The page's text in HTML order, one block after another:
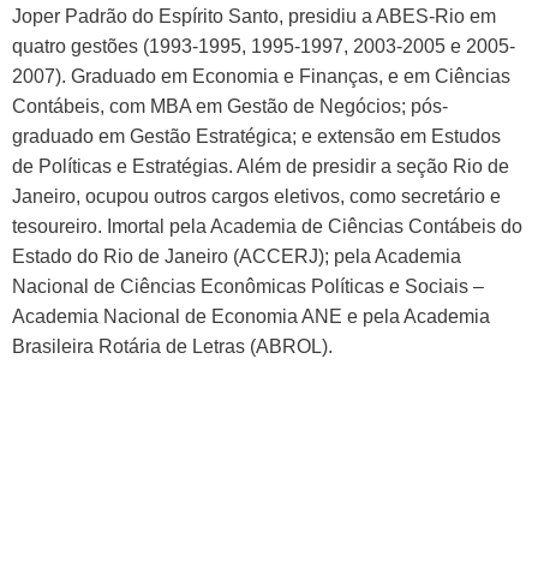
Joper Padrão do Espírito Santo, presidiu a ABES-Rio em
quatro gestões (1993-1995, 1995-1997, 2003-2005 e 2005-
2007). Graduado em Economia e Finanças, e em Ciências
Contábeis, com MBA em Gestão de Negócios; pós-
graduado em Gestão Estratégica; e extensão em Estudos
de Políticas e Estratégias. Além de presidir a seção Rio de
Janeiro, ocupou outros cargos eletivos, como secretário e
tesoureiro. Imortal pela Academia de Ciências Contábeis do
Estado do Rio de Janeiro (ACCERJ); pela Academia
Nacional de Ciências Econômicas Políticas e Sociais –
Academia Nacional de Economia ANE e pela Academia
Brasileira Rotária de Letras (ABROL).